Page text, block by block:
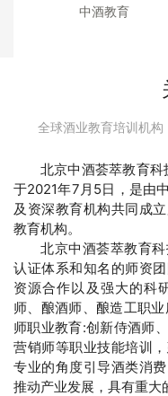
中酒教育
全球酒业教育培训机
北京中酒荟萃教育科
于2021年7月5日，是由
及资深教育机构共同成
教育机构。
北京中酒荟萃教育
认证体系和知名的师资
资源合作以及强大的科
师、酿酒师、酿造工职
师职业教育:创新侍酒师
营销师等职业技能培训
专业的角度引导酒类消
推动产业发展，具有重大